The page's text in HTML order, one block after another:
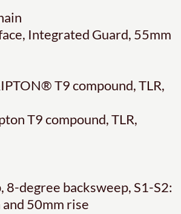
Integrated Guard, 55mm
T9 compound, TLR,
T9 compound, TLR,
degree backsweep, S1-S2:
50mm rise